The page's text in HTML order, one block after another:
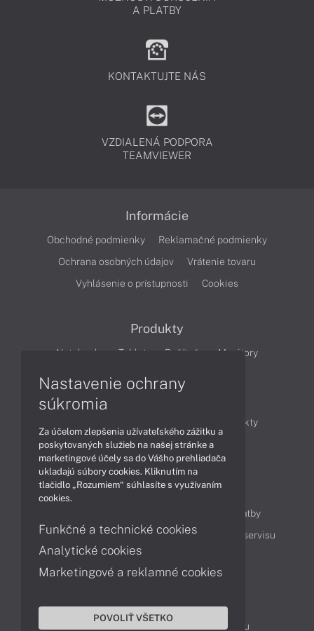
A PLATBY
KONTAKTUJTE NÁS
VZDIALENÁ PODPORA
TEAMVIEWER
Informácie
Obchodné podmienky
Reklamačné podmienky
Ochrana osobných údajov
Vrátenie tovaru
Vyhlásenie o prístupnosti
Cookies
Produkty
Notebooky Tablety Počítače Monitory
Produkty
Technológie
Videá
Obsah
Možnosti doručenia a platby
Podpora a servis
Servisné služby Cenník servisu
Kontakty
043 4224 771
Obchodné oddelenie
Reklamácia tovaru
Nastavenie ochrany
súkromia
Za účelom zlepšenia užívateľského zážitku a
poskytovaných služieb na našej stránke a
marketingové účely sa do Vášho prehliadača
ukladajú súbory cookies. Kliknutím na
tlačidlo „Rozumiem“ súhlasíte s využívaním
cookies.
Funkčné a technické cookies
Analytické cookies
Marketingové a reklamné cookies
POVOLIŤ VŠETKO